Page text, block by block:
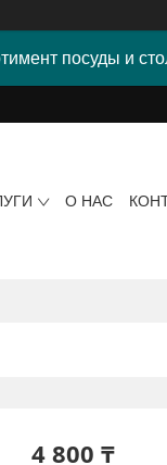
посуды и
О НАС
4 800 ₸